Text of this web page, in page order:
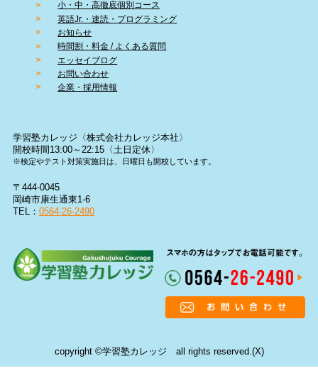
小・中・高徹底個別コース
英語Jr.・速読・プログラミング
お知らせ
時間割・料金 / よくある質問
エッセイブログ
お問い合わせ
企業・採用情報
学習塾カレッジ〈株式会社カレッジ本社〉
開校時間13:00～22:15〈土日定休〉
※検定やテスト対策実施日は、日曜日も開校しています。
〒444-0045
岡崎市康生通東1-6
TEL： 0564-26-2490
copyright ©学習塾カレッジ all rights reserved.(X)